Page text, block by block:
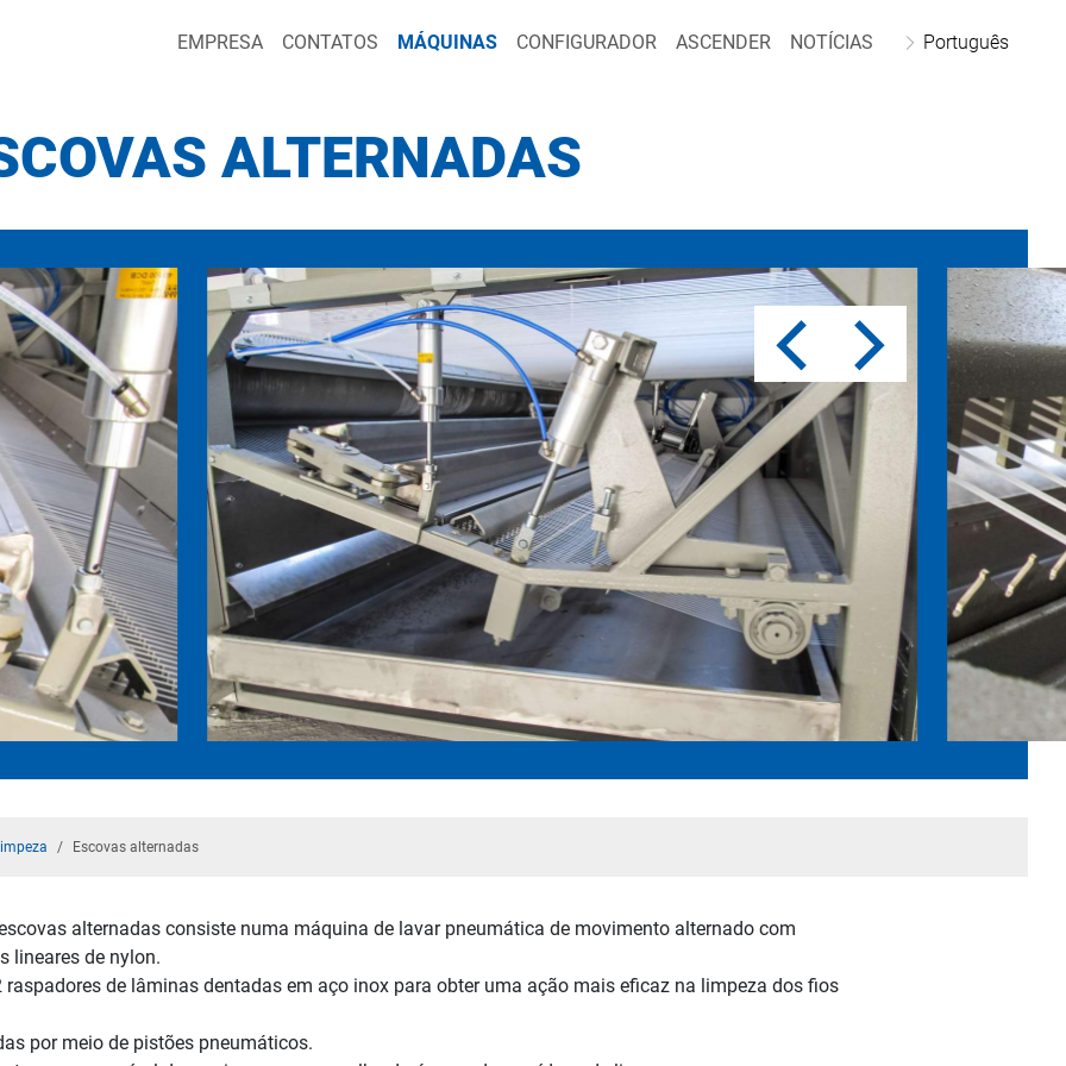
EMPRESA CONTATOS MÁQUINAS CONFIGURADOR ASCENDER NOTÍCIAS Português
ALTERNADAS
Escovas alternadas
alternadas consiste numa máquina de lavar pneumática de movimento alternado com
lineares de nylon.
raspadores de lâminas dentadas em aço inox para obter uma ação mais eficaz na limpeza dos fios
por meio de pistões pneumáticos.